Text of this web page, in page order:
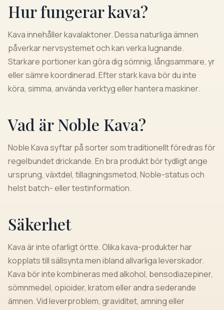
Hur fungerar kava?
Kava innehåller kavalaktoner. Dessa naturliga ämnen
påverkar nervsystemet och kan verka lugnande.
Starkare portioner kan göra dig sömnig, långsammare, yr
eller sämre koordinerad. Efter stark kava bör du inte
köra, simma, använda verktyg eller hantera maskiner.
Vad är Noble Kava?
Noble Kava syftar på sorter som traditionellt föredras för
regelbundet drickande. En bra produkt bör tydligt ange
ursprung, växtdel, tillagningsmetod, Noble-status och
helst batch- eller testinformation.
Säkerhet
Kava är inte ofarligt örtte. Olika kava-produkter har
kopplats till sällsynta men ibland allvarliga leverskador.
Kava bör inte kombineras med alkohol, bensodiazepiner,
sömnmedel, opioider, kratom eller andra sederande
ämnen. Vid leverproblem, graviditet, amning eller